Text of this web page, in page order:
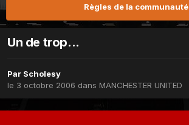
Règles de la communauté
Un de trop...
Par Scholesy
le 3 octobre 2006 dans MANCHESTER UNITED